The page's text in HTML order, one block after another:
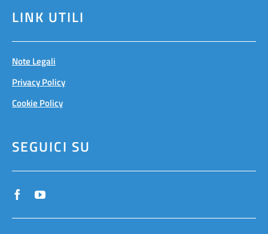
LINK UTILI
Note Legali
Privacy Policy
Cookie Policy
SEGUICI SU